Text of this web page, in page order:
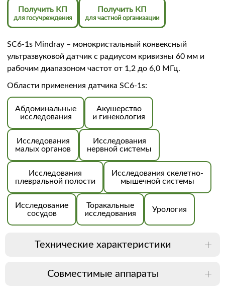
Получить КП
для госучреждения
Получить КП
для частной организации
SC6-1s Mindray – монокристальный конвексный
ультразвуковой датчик с радиусом кривизны 60 мм и
рабочим диапазоном частот от 1,2 до 6,0 МГц.
Области применения датчика SC6-1s:
Абдоминальные
исследования
Акушерство
и гинекология
Исследования
малых органов
Исследования
нервной системы
Исследования
плевральной полости
Исследования скелетно-
мышечной системы
Исследование
сосудов
Торакальные
исследования
Урология
Технические характеристики
Совместимые аппараты